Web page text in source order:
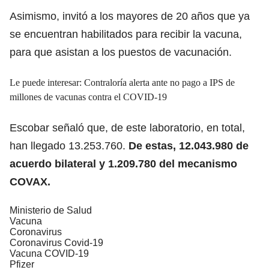
Asimismo, invitó a los mayores de 20 años que ya
se encuentran habilitados para recibir la vacuna,
para que asistan a los puestos de vacunación.
Le puede interesar: Contraloría alerta ante no pago a IPS de
millones de vacunas contra el COVID-19
Escobar señaló que, de este laboratorio, en total,
han llegado 13.253.760. De estas, 12.043.980 de
acuerdo bilateral y 1.209.780 del mecanismo
COVAX.
Ministerio de Salud
Vacuna
Coronavirus
Coronavirus Covid-19
Vacuna COVID-19
Pfizer